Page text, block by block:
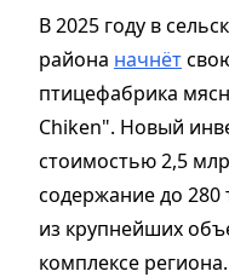
В 2025 году в
района начнёт
птицефабрика
Chiken". Новый
стоимостью 2,5
содержание до 280
из крупнейших
комплексе региона.